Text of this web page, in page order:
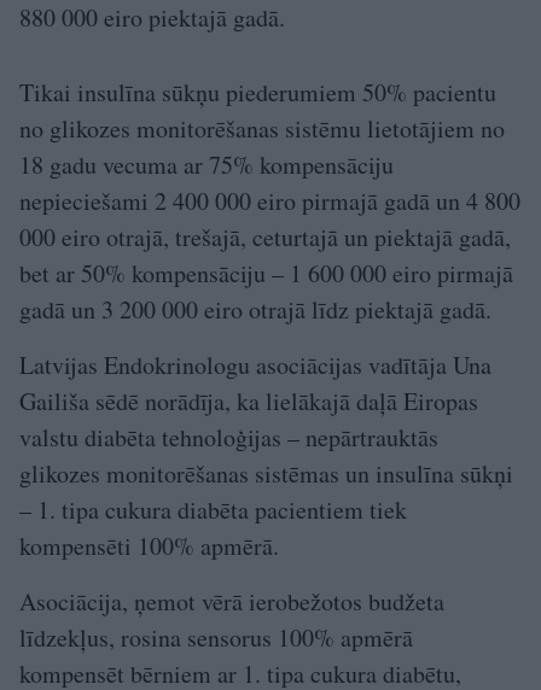
880 000 eiro piektajā gadā.
Tikai insulīna sūkņu piederumiem 50% pacientu
no glikozes monitorēšanas sistēmu lietotājiem no
18 gadu vecuma ar 75% kompensāciju
nepieciešami 2 400 000 eiro pirmajā gadā un 4 800
000 eiro otrajā, trešajā, ceturtajā un piektajā gadā,
bet ar 50% kompensāciju – 1 600 000 eiro pirmajā
gadā un 3 200 000 eiro otrajā līdz piektajā gadā.
Latvijas Endokrinologu asociācijas vadītāja Una
Gailiša sēdē norādīja, ka lielākajā daļā Eiropas
valstu diabēta tehnoloģijas – nepārtrauktās
glikozes monitorēšanas sistēmas un insulīna sūkņi
– 1. tipa cukura diabēta pacientiem tiek
kompensēti 100% apmērā.
Asociācija, ņemot vērā ierobežotos budžeta
līdzekļus, rosina sensorus 100% apmērā
kompensēt bērniem ar 1. tipa cukura diabētu,